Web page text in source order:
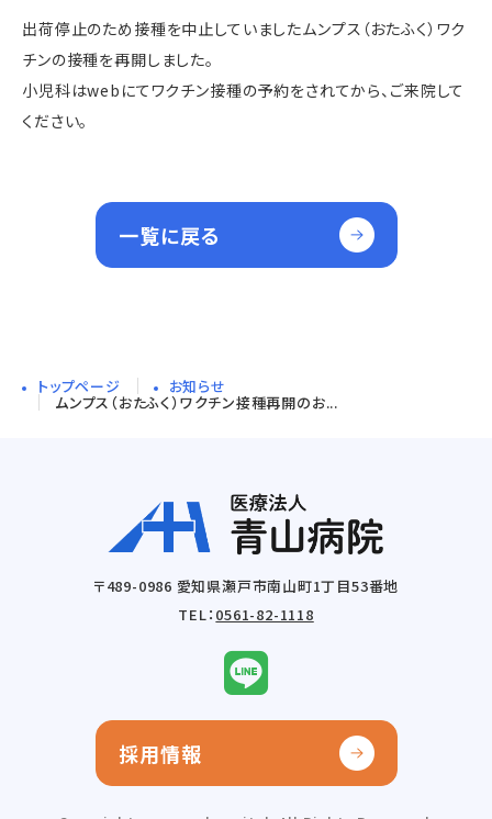
出荷停止のため接種を中止していましたムンプス（おたふく）ワク
チンの接種を再開しました。
小児科はwebにてワクチン接種の予約をされてから、ご来院して
ください。
一覧に戻る
トップページ お知らせ
ムンプス（おたふく）ワクチン接種再開のお...
〒489-0986 愛知県瀬戸市南山町1丁目53番地
TEL： 0561-82-1118
採用情報